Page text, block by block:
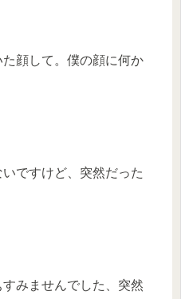
た顔して。僕の顔に何か
ですけど、突然だった
すみませんでした、突然